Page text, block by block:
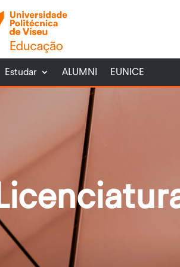
Estudar ALUMNI EUNICE